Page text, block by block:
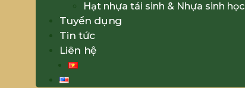
Hạt nhựa tái sinh & Nhựa sinh học
Tuyển dụng
Tin tức
Liên hệ